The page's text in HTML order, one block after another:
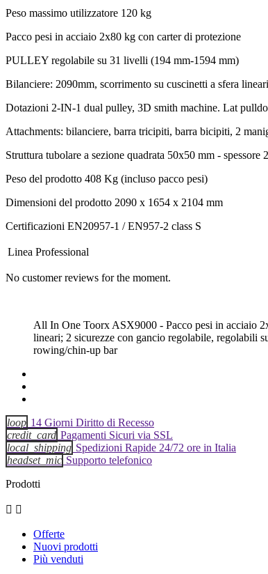
Peso massimo utilizzatore 120 kg
Pacco pesi in acciaio 2x80 kg con carter di protezione
PULLEY regolabile su 31 livelli (194 mm-1594 mm)
Bilanciere: 2090mm, scorrimento su cuscinetti a sfera
Dotazioni 2-IN-1 dual pulley, 3D smith machine. Lat
Attachments: bilanciere, barra tricipiti, barra bicipiti, 2
Struttura tubolare a sezione quadrata 50x50 mm - spessore
Peso del prodotto 408 Kg (incluso pacco pesi)
Dimensioni del prodotto 2090 x 1654 x 2104 mm
Certificazioni EN20957-1 / EN957-2 class S
Linea Professional
No customer reviews for the moment.
All In One Toorx ASX9000 - Pacco pesi in acciaio
lineari; 2 sicurezze con gancio regolabile, regolabili
rowing/chin-up bar
loop 14 Giorni Diritto di Recesso
credit_card Pagamenti Sicuri via SSL
local_shipping Spedizioni Rapide 24/72 ore in Italia
headset_mic Supporto telefonico
Prodotti
 
Offerte
Nuovi prodotti
Più venduti